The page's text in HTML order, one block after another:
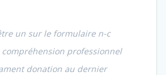
un sur le formulaire n-c
professionnel
donation au dernier